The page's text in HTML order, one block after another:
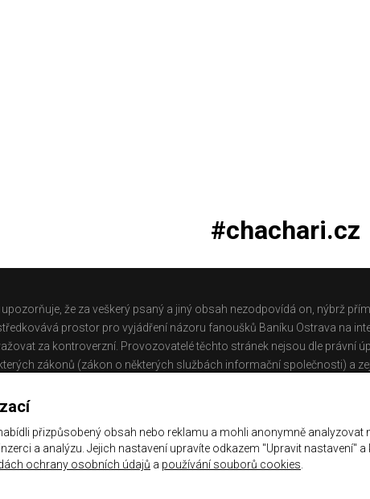
#chachari.cz
že za veškerý psaný a jiný obsah nezodpovídá on, nýbrž
prostor pro vyjádření názoru fanoušků Baníku Ostrava na
za kontroverzní. Provozovatelé těchto stránek nejsou dle právní
zákonů (zákon o některých službách informační společnosti) a
přizpůsobený obsah nebo reklamu a mohli anonymně
a analýzu. Jejich nastavení upravíte odkazem "Upravit nastavení" a
ochrany osobních údajů a používání souborů cookies